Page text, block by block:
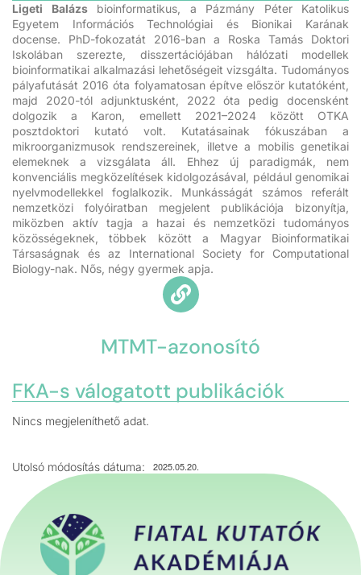
Ligeti Balázsbioinformatikus, a Pázmány Péter Katolikus
Egyetem Információs Technológiai és Bionikai Karának
docense. PhD-fokozatát 2016-ban a Roska Tamás Doktori
Iskolában szerezte, disszertációjában hálózati modellek
bioinformatikai alkalmazási lehetőségeit vizsgálta. Tudományos
pályafutását 2016 óta folyamatosan építve először kutatóként,
majd 2020-tól adjunktusként, 2022 óta pedig docensként
dolgozik a Karon, emellett 2021–2024 között OTKA
posztdoktori kutató volt. Kutatásainak fókuszában a
mikroorganizmusok rendszereinek, illetve a mobilis genetikai
elemeknek a vizsgálata áll. Ehhez új paradigmák, nem
konvenciális megközelítések kidolgozásával, például genomikai
nyelvmodellekkel foglalkozik. Munkásságát számos referált
nemzetközi folyóiratban megjelent publikációja bizonyítja,
miközben aktív tagja a hazai és nemzetközi tudományos
közösségeknek, többek között a Magyar Bioinformatikai
Társaságnak és az International Society for Computational
Biology-nak. Nős, négy gyermek apja.
MTMT-azonosító
FKA-s válogatott publikációk
Nincs megjeleníthető adat.
Utolsó módosítás dátuma: 2025.05.20.